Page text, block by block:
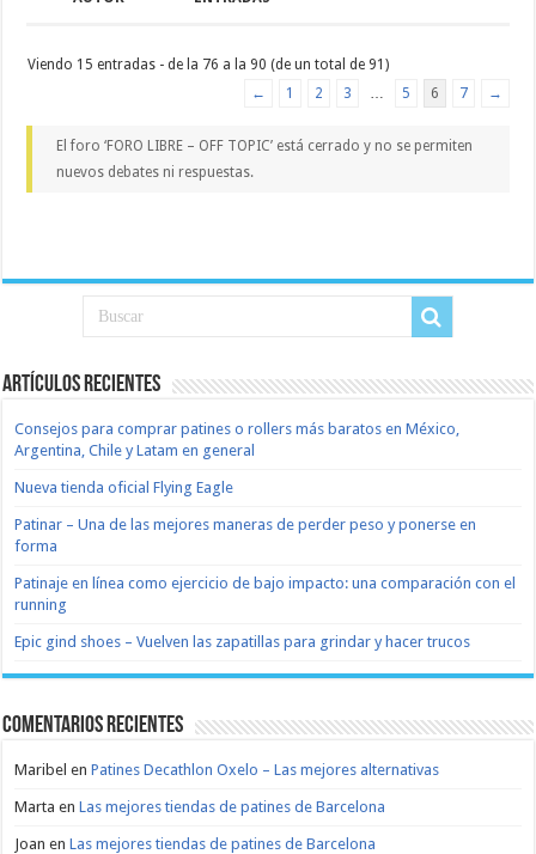
Viendo 15 entradas - de la 76 a la 90 (de un total de 91)
←
1 2 3 … 5 6 7 →
El foro ‘FORO LIBRE – OFF TOPIC’ está cerrado y no se permiten
nuevos debates ni respuestas.
Artículos recientes
Consejos para comprar patines o rollers más baratos en México,
Argentina, Chile y Latam en general
Nueva tienda oficial Flying Eagle
Patinar – Una de las mejores maneras de perder peso y ponerse en
forma
Patinaje en línea como ejercicio de bajo impacto: una comparación con el
running
Epic gind shoes – Vuelven las zapatillas para grindar y hacer trucos
Comentarios recientes
Maribel enPatines Decathlon Oxelo – Las mejores alternativas
Marta enLas mejores tiendas de patines de Barcelona
Joan enLas mejores tiendas de patines de Barcelona